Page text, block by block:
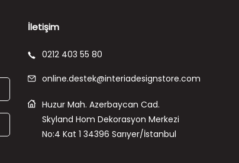
İletişim
0212 403 55 80
online.destek@interiadesignstore.com
Huzur Mah. Azerbaycan Cad.
Skyland Hom Dekorasyon Merkezi
No:4 Kat 1 34396 Sarıyer/İstanbul